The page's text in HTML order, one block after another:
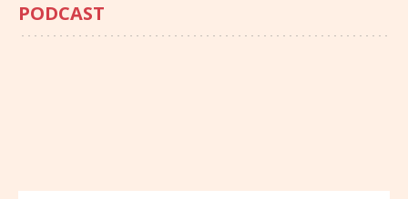
PODCAST